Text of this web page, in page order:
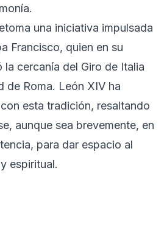
una iniciativa impulsada
Francisco, quien en su
cercanía del Giro de Italia
de Roma. León XIV ha
esta tradición, resaltando
aunque sea brevemente, en
para dar espacio al
espiritual.